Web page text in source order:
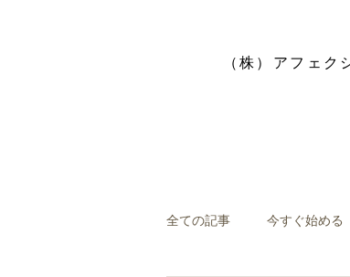
（株）アフェク
全ての記事 今すぐ始める